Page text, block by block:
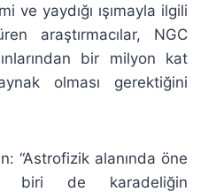
ve yaydığı ışımayla ilgili
araştırmacılar, NGC
bir milyon kat
olması gerektiğini
“Astrofizik alanında öne
biri de karadeliğin